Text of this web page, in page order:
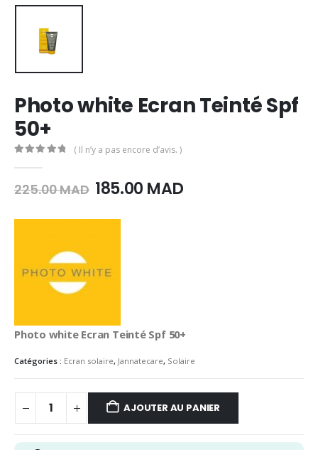
Photo white Ecran Teinté Spf
50+
( Il n’y a pas encore d’avis. )
225.00MAD Le
initial
MAD.
185.00 MADLe
Photo white Ecran Teinté Spf 50+
Catégories : Ecran solaire, Jannatecare, Solaire
AJOUTER AU PANIER